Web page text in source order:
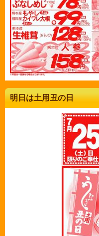
明日は土用丑の日